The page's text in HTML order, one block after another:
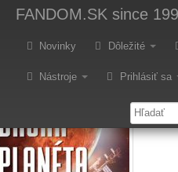
FANDOM.SK since
Novinky Dôležité
Nástroje Prihlásiť sa
–